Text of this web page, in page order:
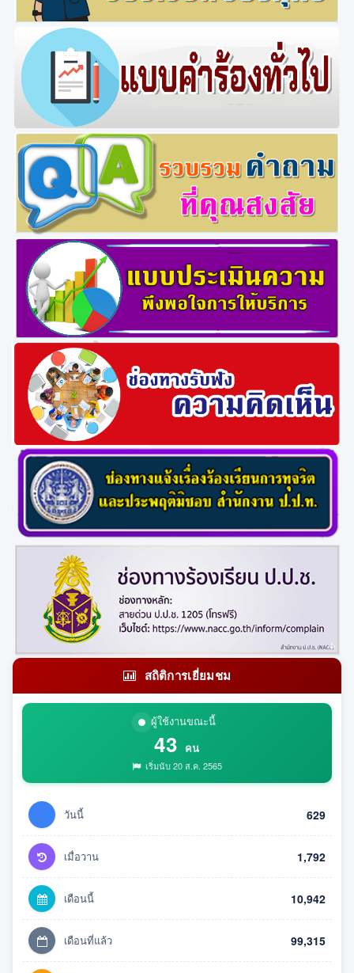
สถิติการเยี่ยมชม
ผู้ใช้งานขณะนี้
43 คน
เริ่มนับ 20 ส.ค. 2565
วันนี้ 629
เมื่อวาน 1,792
เดือนนี้ 10,942
เดือนที่แล้ว 99,315